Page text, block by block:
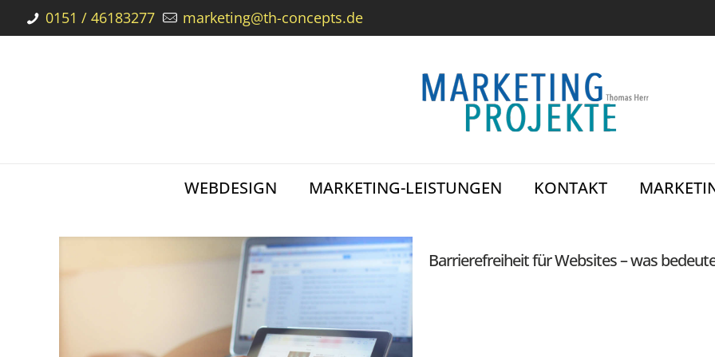
0151 / 46183277 marketing@th-concepts.de
WEBDESIGN MARKETING-LEISTUNGEN KONTAKT
Barrierefreiheit für Websites – was